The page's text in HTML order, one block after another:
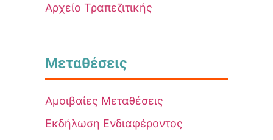
Αρχείο Τραπεζιτικής
Μεταθέσεις
Αμοιβαίες Μεταθέσεις
Εκδήλωση Ενδιαφέροντος